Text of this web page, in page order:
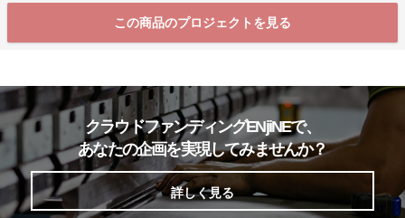
この商品のプロジェクトを見る
クラウドファンディングENjiNEで、
あなたの企画を実現してみませんか？
詳しく見る